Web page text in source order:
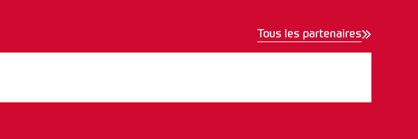
Tous les partenaires